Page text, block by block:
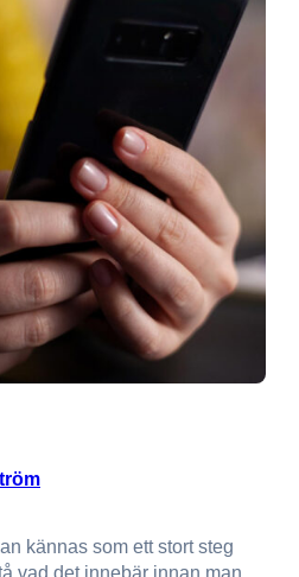
kännas som ett stort steg
vad det innebär innan man